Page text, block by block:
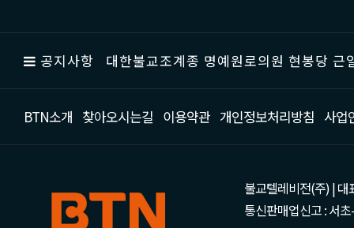
공지사항 대한불교조계종 명예원로의원 현봉당
BTN소개 찾아오시는길 이용약관 개인정보처리방침 사업
불교텔레비전(주) | 대
통신판매업신고 : 서